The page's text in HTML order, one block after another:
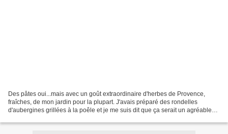
Des pâtes oui...mais avec un goût extraordinaire d'herbes de Provence,
fraîches, de mon jardin pour la plupart. J'avais préparé des rondelles
d'aubergines grillées à la poêle et je me suis dit que ça serait un agréable